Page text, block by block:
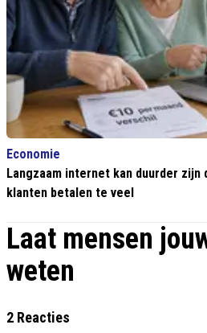
Economie
Langzaam internet kan duurder
klanten betalen te veel
Laat mensen
weten
2 Reacties